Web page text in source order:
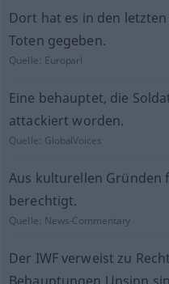
Dort hat es in den
Toten gegeben.
Quelle: Europarl
Eine behauptet, die
attackiert worden.
Quelle: GlobalVoices
Aus kulturellen Gründen
berechtigt.
Quelle: News-Commentary
Der IWF verweist zu